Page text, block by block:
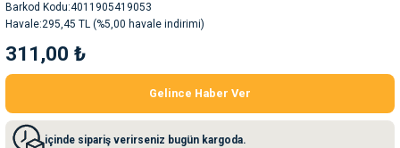
Barkod Kodu 4011905419053
Havale 295,45 TL (%5,00 havale indirimi)
311,00 ₺
Gelince Haber Ver
içinde sipariş verirseniz bugün kargoda.